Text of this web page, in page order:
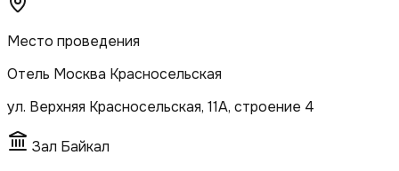
Место проведения
Отель Москва Красносельская
ул. Верхняя Красносельская, 11А, строение 4
Зал Байкал